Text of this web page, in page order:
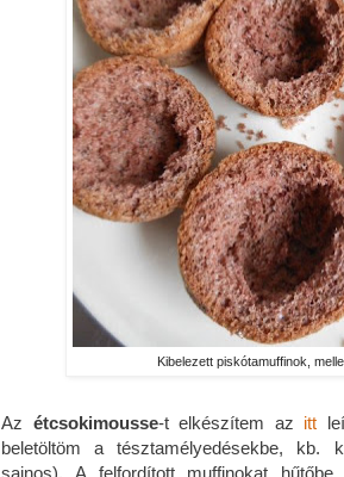
Kibelezett piskótamuffinok,
Az étcsokimousse-t elkészítem az itt
beletöltöm a tésztamélyedésekbe, kb.
sajnos). A felfordított muffinokat